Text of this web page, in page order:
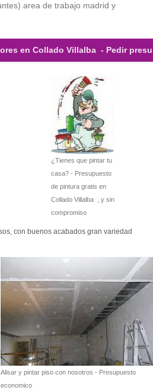
area de trabajo madrid y
en Collado Villalba - Pedir
¿Tienes que pintar tu
casa? - Presupuesto
de pintura gratis en
Collado Villalba , y sin
compromiso
con buenos acabados gran variedad
Alisar y pintar piso con nosotros - Presupuesto
economico